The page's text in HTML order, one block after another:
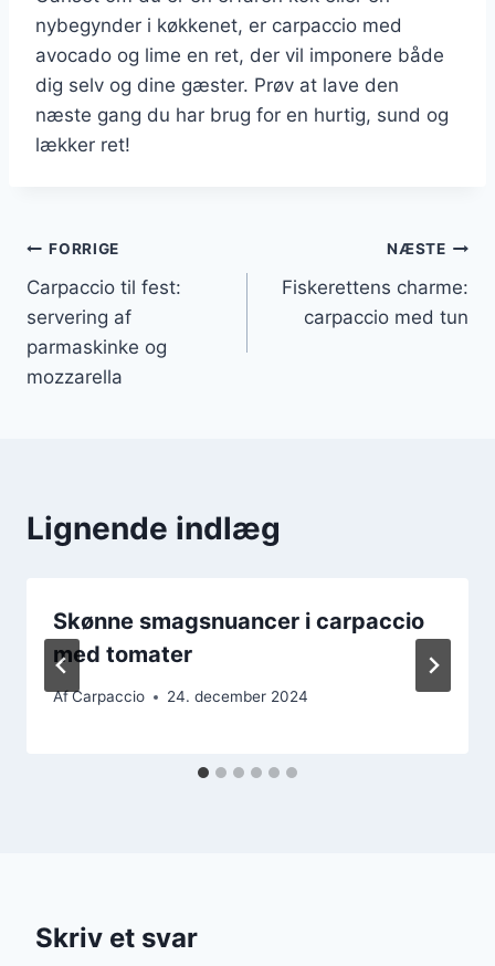
nybegynder i køkkenet, er carpaccio med
avocado og lime en ret, der vil imponere både
dig selv og dine gæster. Prøv at lave den
næste gang du har brug for en hurtig, sund og
lækker ret!
Indlægsnavigation
FORRIGE
Carpaccio til fest:
servering af
parmaskinke og
mozzarella
NÆSTE
Fiskerettens charme:
carpaccio med tun
Lignende indlæg
Skønne smagsnuancer i carpaccio
med tomater
AfCarpaccio 24. december 2024
Skriv et svar